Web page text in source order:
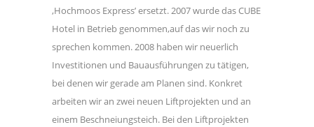
,Hochmoos Express’ ersetzt. 2007 wurde das CUBE
Hotel in Betrieb genommen,auf das wir noch zu
sprechen kommen. 2008 haben wir neuerlich
Investitionen und Bauausführungen zu tätigen,
bei denen wir gerade am Planen sind. Konkret
arbeiten wir an zwei neuen Liftprojekten und an
einem Beschneiungsteich. Bei den Liftprojekten